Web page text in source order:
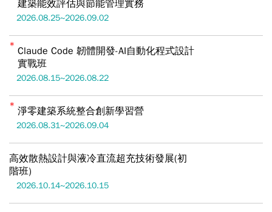
建築能效評估與節能管理實務
2026.08.25~2026.09.02
Claude Code 韌體開發-AI自動化程式設計
實戰班
2026.08.15~2026.08.22
淨零建築系統整合創新學習營
2026.08.31~2026.09.04
高效散熱設計與液冷直流超充技術發展(初
階班)
2026.10.14~2026.10.15